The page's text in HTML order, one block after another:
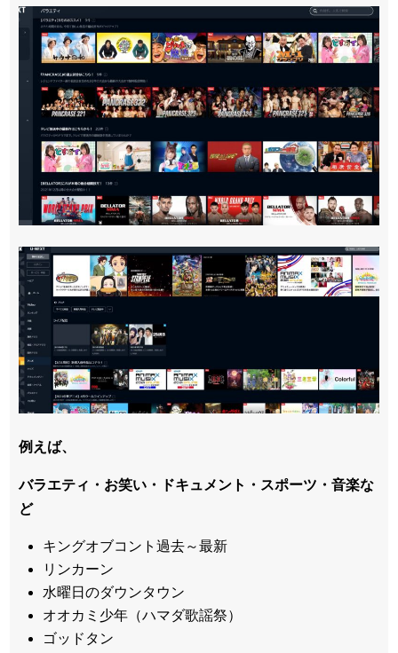
例えば、
バラエティ・お笑い・ドキュメント・スポーツ・音楽な
ど
キングオブコント過去～最新
リンカーン
水曜日のダウンタウン
オオカミ少年（ハマダ歌謡祭）
ゴッドタン